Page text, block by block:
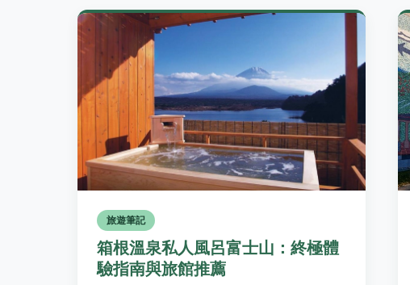
旅遊筆記
箱根溫泉私人風呂富士山：終極體
驗指南與旅館推薦